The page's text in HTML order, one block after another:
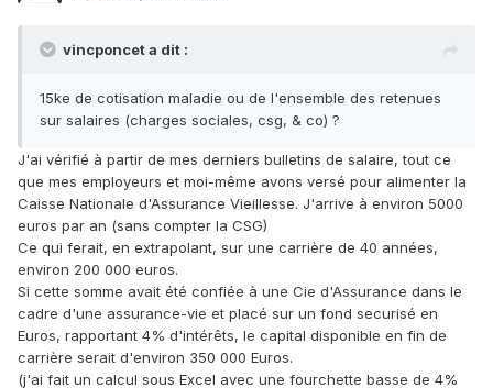
vincponcet a dit :
15ke de cotisation maladie ou de l'ensemble des retenues
sur salaires (charges sociales, csg, & co) ?
J'ai vérifié à partir de mes derniers bulletins de salaire, tout ce
que mes employeurs et moi-même avons versé pour alimenter la
Caisse Nationale d'Assurance Vieillesse. J'arrive à environ 5000
euros par an (sans compter la CSG)
Ce qui ferait, en extrapolant, sur une carrière de 40 années,
environ 200 000 euros.
Si cette somme avait été confiée à une Cie d'Assurance dans le
cadre d'une assurance-vie et placé sur un fond securisé en
Euros, rapportant 4% d'intérêts, le capital disponible en fin de
carrière serait d'environ 350 000 Euros.
(j'ai fait un calcul sous Excel avec une fourchette basse de 4%